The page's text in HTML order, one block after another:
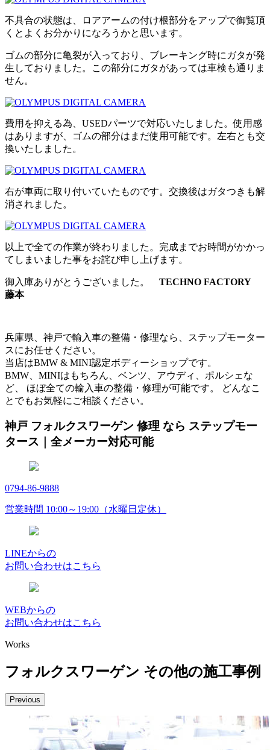
不具合の状態は、ロアアームの付け根部分をアップで御覧頂
くとよくお分かりになろうかと思います。
ゴムの部分に亀裂が入っており、ブレーキング時にガタが発
生しておりました。この部分にガタがあっては車検も通りま
せん。
費用を抑える為、USEDパーツで対応いたしました。使用感
はありますが、ゴムの部分はまだ使用可能です。左右とも交
換いたしました。
右が車両に取り付いていたものです。交換後はガタつきも解
消されました。
以上で全ての作業が終わりました。完成までお時間がかかっ
てしまいました事をお詫び申し上げます。
御入庫ありがとうございました。 TECHNO FACTORY
藤本
兵庫県、神戸で輸入車の整備・修理なら、ステップモーター
スにお任せください。
当店はBMW & MINI認定ボディーショップです。
BMW、MINIはもちろん、ベンツ、アウディ、ポルシェな
ど、 ほぼ全ての輸入車の整備・修理が可能です。 どんなこ
とでもお気軽にご相談ください。
神戸 フォルクスワーゲン 修理 なら ステップモー
タース｜全メーカー対応可能
0794-86-9888
営業時間 10:00～19:00（水曜日定休）
LINEからの
お問い合わせはこちら
WEBからの
お問い合わせはこちら
Works
フォルクスワーゲン その他の施工事例
Previous